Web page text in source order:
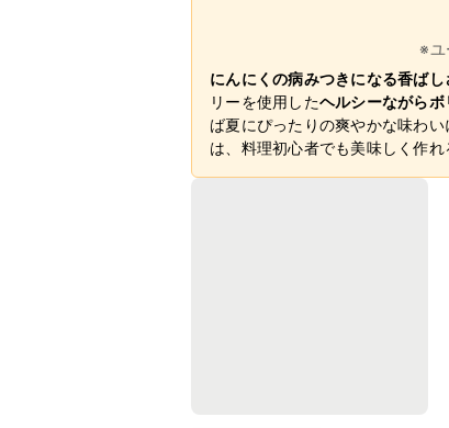
※ユ
にんにくの病みつきになる香ばし
リーを使用したヘルシーながら
ば夏にぴったりの爽やかな味わ
は、料理初心者でも美味しく作れ